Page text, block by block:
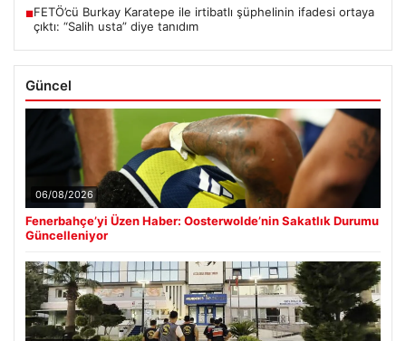
■FETÖ’cü Burkay Karatepe ile irtibatlı şüphelinin ifadesi ortaya
çıktı: “Salih usta” diye tanıdım
Güncel
06/08/2026
Fenerbahçe’yi Üzen Haber: Oosterwolde’nin Sakatlık Durumu
Güncelleniyor